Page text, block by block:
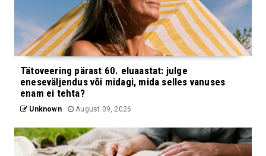
Tätoveering pärast 60. eluaastat: julge
eneseväljendus või midagi, mida selles vanuses
enam ei tehta?
Unknown August 09, 2026